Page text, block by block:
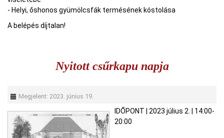
- Helyi, őshonos gyümölcsfák termésének kóstolása
A belépés díjtalan!
Nyitott csűrkapu napja
Megjelent: 2023. június 19.
IDŐPONT 2023 július 2.
| 14:00-
20:00